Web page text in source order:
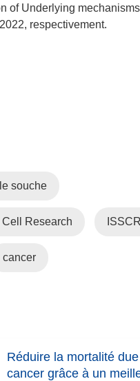
d
a
e
l
f
e
)
of Underlying
respectivement.
souche
Cell Research ISSCR
cancer
Réduire la mortalité
cancer grâce à un